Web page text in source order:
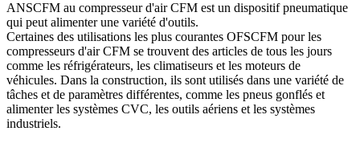
ANSCFM au compresseur d'air CFM est un dispositif pneumatique
qui peut alimenter une variété d'outils.
Certaines des utilisations les plus courantes OFSCFM pour les
compresseurs d'air CFM se trouvent des articles de tous les jours
comme les réfrigérateurs, les climatiseurs et les moteurs de
véhicules. Dans la construction, ils sont utilisés dans une variété de
tâches et de paramètres différentes, comme les pneus gonflés et
alimenter les systèmes CVC, les outils aériens et les systèmes
industriels.